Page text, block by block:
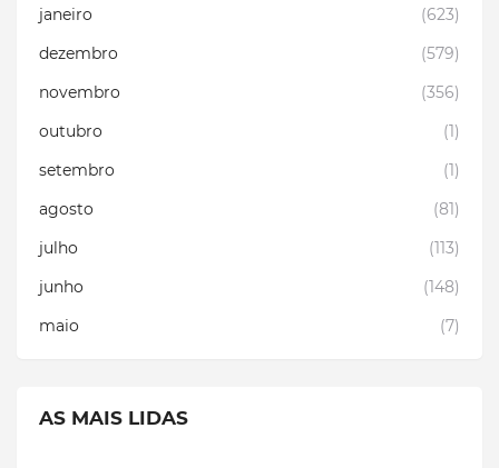
janeiro
(623)
dezembro
(579)
novembro
(356)
outubro
(1)
setembro
(1)
agosto
(81)
julho
(113)
junho
(148)
maio
(7)
AS MAIS LIDAS